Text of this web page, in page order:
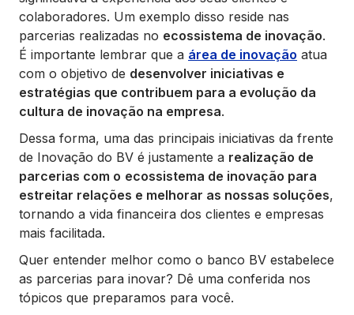
colaboradores. Um exemplo disso reside nas
parcerias realizadas no ecossistema de inovação.
É importante lembrar que a área de inovação atua
com o objetivo de desenvolver iniciativas e
estratégias que contribuem para a evolução da
cultura de inovação na empresa.
Dessa forma, uma das principais iniciativas da frente
de Inovação do BV é justamente a realização de
parcerias com o ecossistema de inovação para
estreitar relações e melhorar as nossas soluções,
tornando a vida financeira dos clientes e empresas
mais facilitada.
Quer entender melhor como o banco BV estabelece
as parcerias para inovar? Dê uma conferida nos
tópicos que preparamos para você.